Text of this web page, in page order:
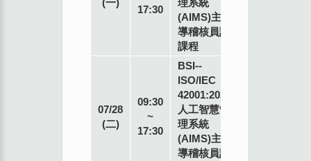
(一)
17:30
理系統
(AIMS)主
導稽核員訓
課程
07/28
(二)
09:30
~
17:30
BSI--
ISO/IEC
42001:2023
人工智慧管
理系統
(AIMS)主
導稽核員訓